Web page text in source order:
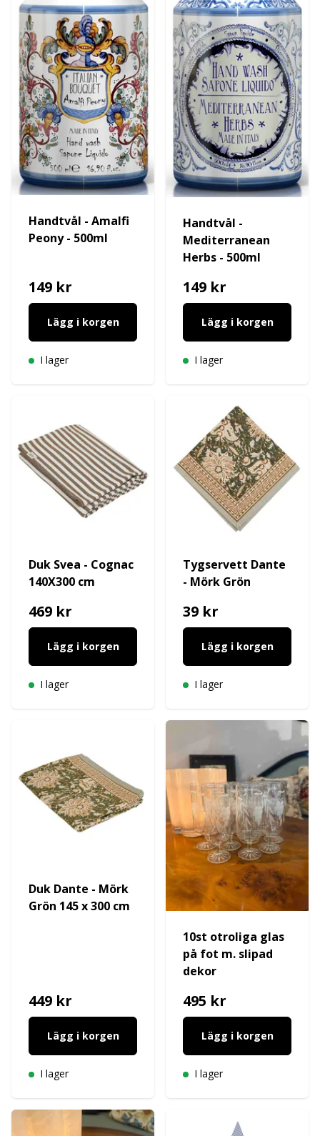
Handtvål - Amalfi
Peony - 500ml
149 kr
Lägg i korgen
I lager
Handtvål -
Mediterranean
Herbs - 500ml
149 kr
Lägg i korgen
I lager
Duk Svea - Cognac
140X300 cm
469 kr
Lägg i korgen
I lager
Tygservett Dante
- Mörk Grön
39 kr
Lägg i korgen
I lager
Duk Dante - Mörk
Grön 145 x 300 cm
449 kr
Lägg i korgen
I lager
10st otroliga glas
på fot m. slipad
dekor
495 kr
Lägg i korgen
I lager